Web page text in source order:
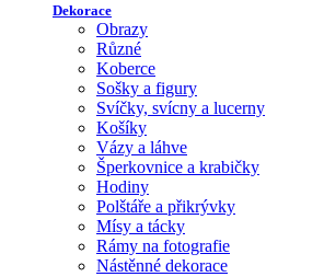
Dekorace
Obrazy
Různé
Koberce
Sošky a figury
Svíčky, svícny a lucerny
Košíky
Vázy a láhve
Šperkovnice a krabičky
Hodiny
Polštáře a přikrývky
Mísy a tácky
Rámy na fotografie
Nástěnné dekorace